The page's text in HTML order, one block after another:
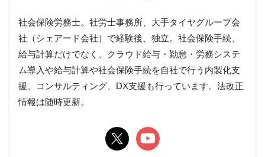
社会保険労務士。社労士事務所、大手タイヤグループ会
社（シェアード会社）で経験後、独立。社会保険手続、
給与計算だけでなく、クラウド給与・勤怠・労務システ
ム導入や給与計算や社会保険手続を自社で行う内製化支
援、コンサルティング、DX支援も行っています。法改正
情報は随時更新。